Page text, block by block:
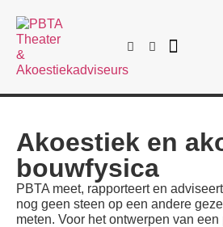
Akoestiek en
bouwfysica
PBTA meet, rapporteert en
nog geen steen op een andere
meten. Voor het ontwerpen van